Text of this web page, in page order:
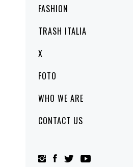
FASHION
TRASH ITALIA
X
FOTO
WHO WE ARE
CONTACT US